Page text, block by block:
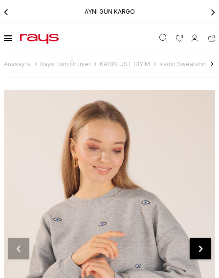
AYNI GÜN KARGO
0 0
Anasayfa Rays Tüm Ürünler KADIN ÜST GİYİM Kadın Sweatshirt